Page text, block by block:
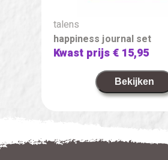
talens
happiness journal set
Kwast prijs€ 15,95
Bekijken